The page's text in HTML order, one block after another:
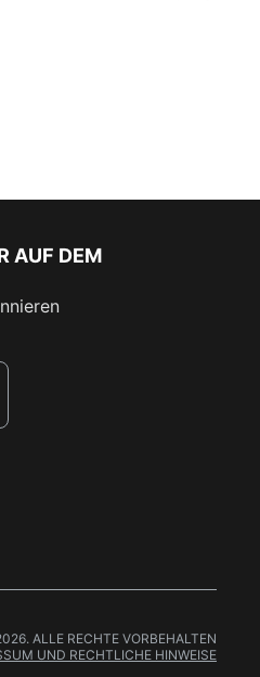
AUF DEM
ALLE RECHTE VORBEHALTEN
UND RECHTLICHE HINWEISE